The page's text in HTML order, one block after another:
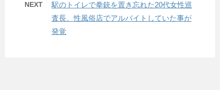
NEXT
駅のトイレで拳銃を置き忘れた20代女性巡
査長、性風俗店でアルバイトしていた事が
発覚